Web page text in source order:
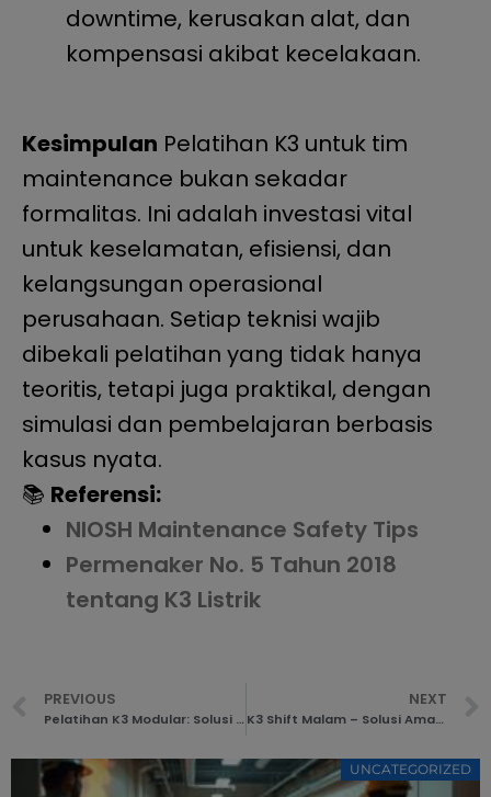
downtime, kerusakan alat, dan
kompensasi akibat kecelakaan.
Kesimpulan Pelatihan K3 untuk tim
maintenance bukan sekadar
formalitas. Ini adalah investasi vital
untuk keselamatan, efisiensi, dan
kelangsungan operasional
perusahaan. Setiap teknisi wajib
dibekali pelatihan yang tidak hanya
teoritis, tetapi juga praktikal, dengan
simulasi dan pembelajaran berbasis
kasus nyata.
📚 Referensi:
NIOSH Maintenance Safety Tips
Permenaker No. 5 Tahun 2018
tentang K3 Listrik
PREVIOUS
Pelatihan K3 Modular: Solusi Fleksibel untuk Industri Berbeda
NEXT
K3 Shift Malam – Solusi Aman untuk Jam Kerja Rawan Kecelakaan
UNCATEGORIZED